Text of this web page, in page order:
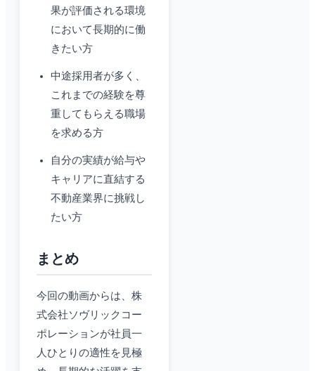
果が評価される環境
において長期的に働
きたい方
中途採用者が多く、
これまでの経験を尊
重してもらえる職場
を求める方
自分の実績が給与や
キャリアに直結する
不動産業界に挑戦し
たい方
まとめ
今回の動画からは、株
式会社ソヴリックコー
ポレーションが社員一
人ひとりの適性を見極